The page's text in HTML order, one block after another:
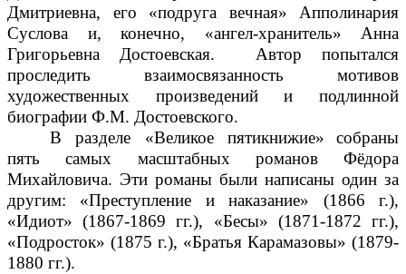
Дмитриевна, его «подруга вечная» Апполинария
Суслова и, конечно, «ангел-хранитель» Анна
Григорьевна Достоевская. Автор попытался
проследить взаимосвязанность мотивов
художественных произведений и подлинной
биографии Ф.М. Достоевского.
В разделе «Великое пятикнижие»
собраны
пять самых масштабных романов Фёдора
Михайловича. Эти романы были написаны один за
другим: «Преступление и наказание» (1866 г.),
«Идиот» (1867-1869 гг.), «Бесы» (1871-1872 гг.),
«Подросток» (1875 г.), «Братья Карамазовы» (1879-
1880 гг.).